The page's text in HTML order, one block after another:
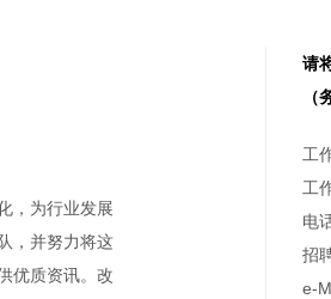
，为行业发展
，并努力将这
优质资讯。改
请
（
工
工
电
招
e-